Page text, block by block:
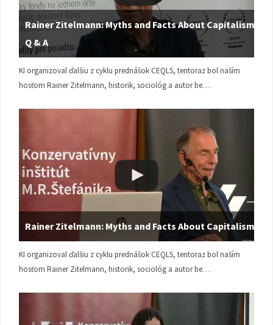
Rainer Zitelmann: Myths and Facts About Capitalism |
Q & A
KI organizoval ďalšiu z cyklu prednášok CEQLS, tentoraz bol naším
hosťom Rainer Zitelmann, historik, sociológ a autor be…
Rainer Zitelmann: Myths and Facts About Capitalism
KI organizoval ďalšiu z cyklu prednášok CEQLS, tentoraz bol naším
hosťom Rainer Zitelmann, historik, sociológ a autor be…